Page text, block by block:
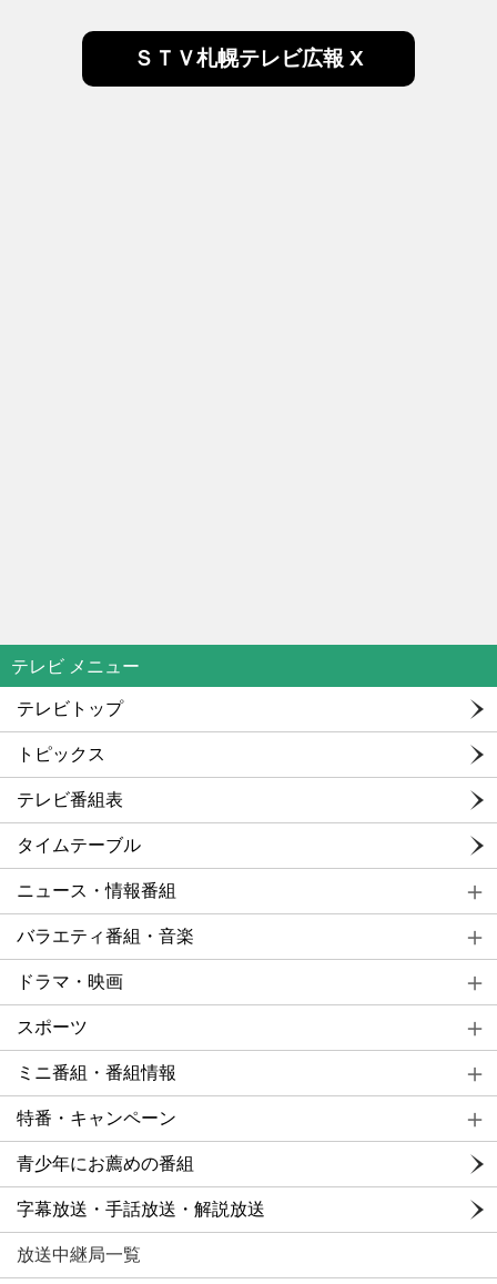
ＳＴＶ札幌テレビ広報 X
テレビ メニュー
テレビトップ
トピックス
テレビ番組表
タイムテーブル
ニュース・情報番組
バラエティ番組・音楽
ドラマ・映画
スポーツ
ミニ番組・番組情報
特番・キャンペーン
青少年にお薦めの番組
字幕放送・手話放送・解説放送
放送中継局一覧